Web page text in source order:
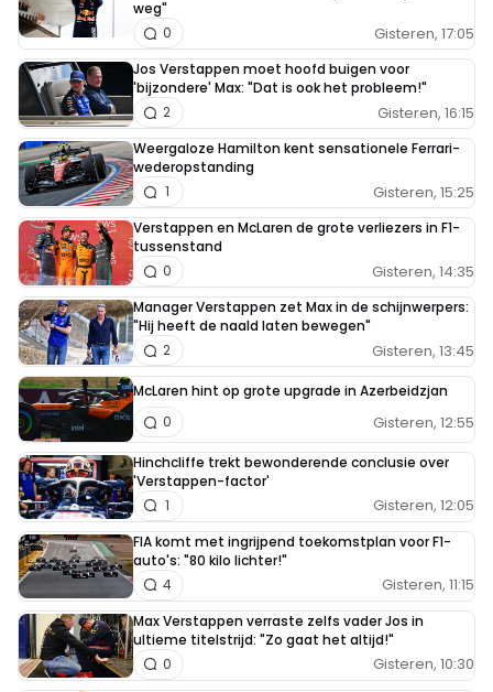
weg"
Gisteren, 17:05
0
Jos Verstappen moet hoofd buigen voor
'bijzondere' Max: "Dat is ook het probleem!"
Gisteren, 16:15
2
Weergaloze Hamilton kent sensationele Ferrari-
wederopstanding
Gisteren, 15:25
1
Verstappen en McLaren de grote verliezers in F1-
tussenstand
Gisteren, 14:35
0
Manager Verstappen zet Max in de schijnwerpers:
"Hij heeft de naald laten bewegen"
Gisteren, 13:45
2
McLaren hint op grote upgrade in Azerbeidzjan
Gisteren, 12:55
0
Hinchcliffe trekt bewonderende conclusie over
'Verstappen-factor'
Gisteren, 12:05
1
FIA komt met ingrijpend toekomstplan voor F1-
auto's: "80 kilo lichter!"
Gisteren, 11:15
4
Max Verstappen verraste zelfs vader Jos in
ultieme titelstrijd: "Zo gaat het altijd!"
Gisteren, 10:30
0